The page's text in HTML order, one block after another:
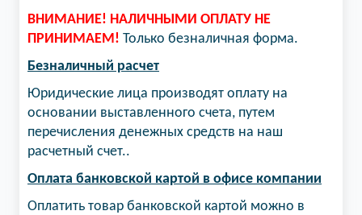
ВНИМАНИЕ! НАЛИЧНЫМИ ОПЛАТУ НЕ
ПРИНИМАЕМ! Только безналичная форма.
Безналичный расчет
Юридические лица производят оплату на
основании выставленного счета, путем
перечисления денежных средств на наш
расчетный счет..
Оплата банковской картой в офисе компании
Оплатить товар банковской картой можно в